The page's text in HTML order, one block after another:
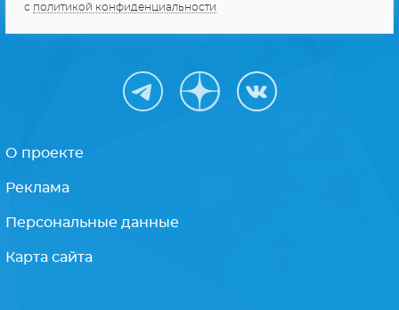
с политикой конфиденциальности
О проекте
Реклама
Персональные данные
Карта сайта